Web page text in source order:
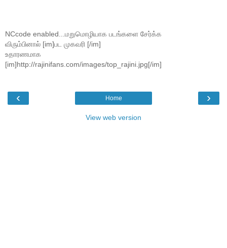
NCcode enabled...மறுமொழியாக படங்களை சேர்க்க
விரும்பினால் [im]பட முகவரி [/im]
உதாரணமாக
[im]http://rajinifans.com/images/top_rajini.jpg[/im]
‹ ›
Home
View web version